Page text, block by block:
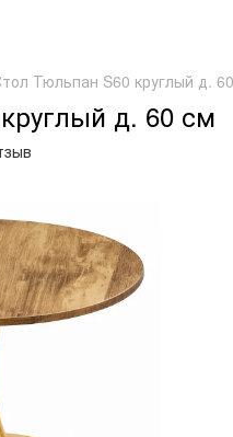
Тюльпан S60 круглый д.
д. 60 см